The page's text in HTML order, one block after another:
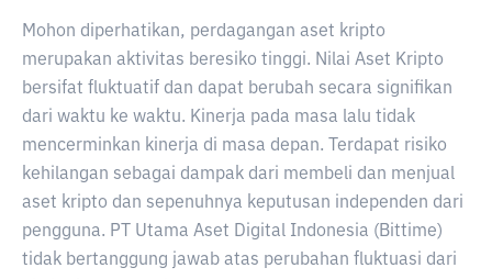
Mohon diperhatikan, perdagangan aset kripto
merupakan aktivitas beresiko tinggi. Nilai Aset Kripto
bersifat fluktuatif dan dapat berubah secara signifikan
dari waktu ke waktu. Kinerja pada masa lalu tidak
mencerminkan kinerja di masa depan. Terdapat risiko
kehilangan sebagai dampak dari membeli dan menjual
aset kripto dan sepenuhnya keputusan independen dari
pengguna. PT Utama Aset Digital Indonesia (Bittime)
tidak bertanggung jawab atas perubahan fluktuasi dari